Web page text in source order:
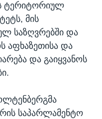
ტერიტორიულ
მის
საზღვრებში და
აფხაზეთისა და
და გაიყვანოს
საპარლამენტო